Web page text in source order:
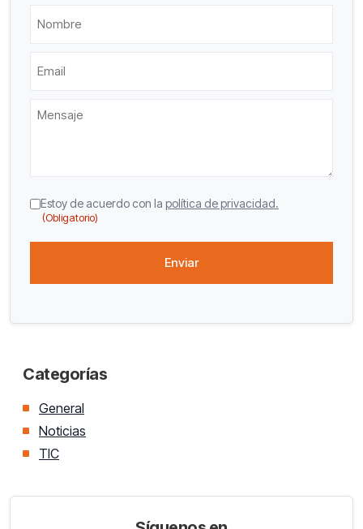
CAPTCHA
Consentimiento
(Obligatorio)
Estoy de acuerdo con la política de privacidad.
(Obligatorio)
Categorías
General
Noticias
TIC